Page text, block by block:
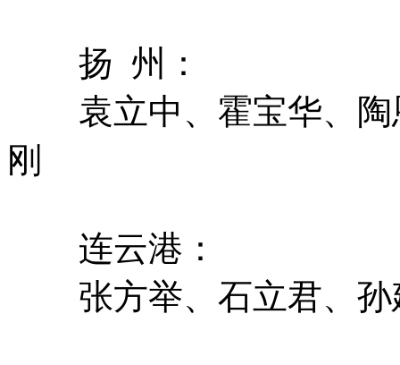
扬 州：
袁立中、霍宝华、
刚
连云港：
张方举、石立君、